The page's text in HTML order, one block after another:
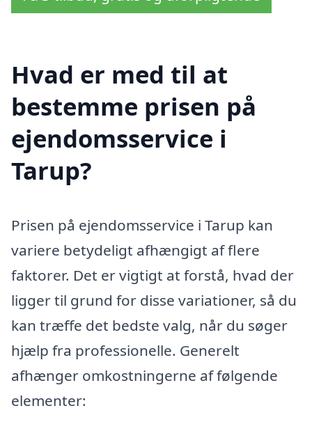
Hvad er med til at
bestemme prisen på
ejendomsservice i
Tarup?
Prisen på ejendomsservice i Tarup kan
variere betydeligt afhængigt af flere
faktorer. Det er vigtigt at forstå, hvad der
ligger til grund for disse variationer, så du
kan træffe det bedste valg, når du søger
hjælp fra professionelle. Generelt
afhænger omkostningerne af følgende
elementer: